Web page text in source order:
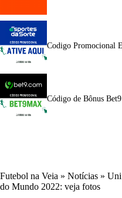
Codigo Promocional
Código de Bônus
Futebol na Veia » Notícias »
do Mundo 2022: veja fotos